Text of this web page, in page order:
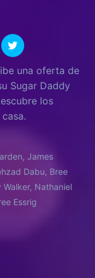
una oferta de
Sugar Daddy
los
James
Dabu, Bree
Nathaniel
Essrig